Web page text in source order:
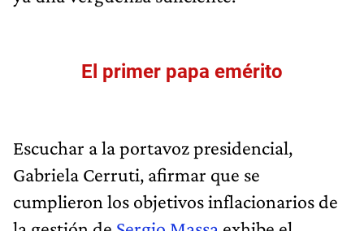
El primer papa emérito
Escuchar a la portavoz presidencial,
Gabriela Cerruti, afirmar que se
cumplieron los objetivos inflacionarios de